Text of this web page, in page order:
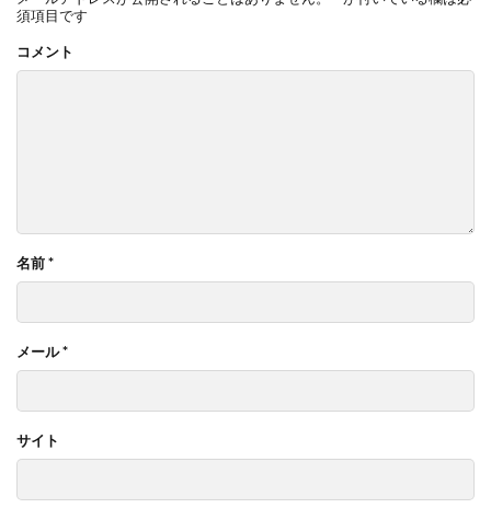
須項目です
コメント
名前*
メール*
サイト